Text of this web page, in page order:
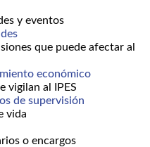
y eventos
que puede afectar al
económico
vigilan al IPES
de supervisión
vida
o encargos